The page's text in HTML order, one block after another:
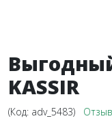
KASSIR
(Код: adv_5483)